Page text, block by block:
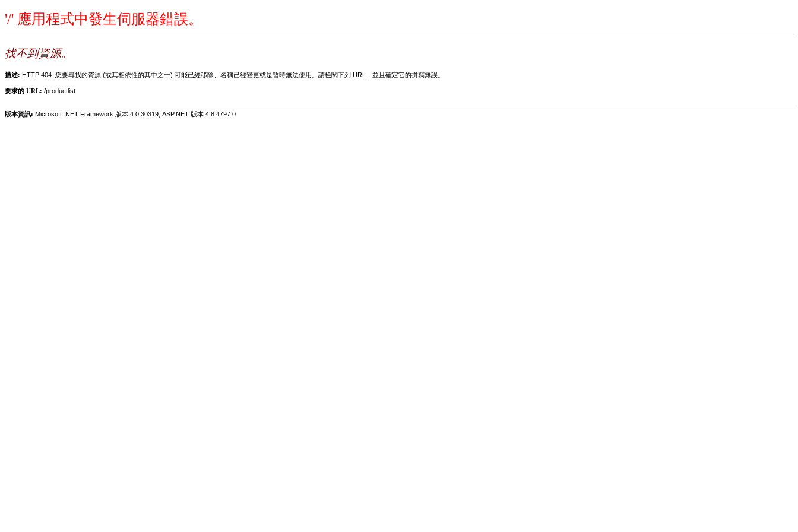
'/' 應用程式中發生伺服器錯誤。
找不到資源。
描述: HTTP 404. 您要尋找的資源 (或其相依性的其中之一) 可能已經移除、名稱已經變更或是暫時無法使用。請檢閱下列 URL，並且確定它的拼寫無誤。
要求的 URL: /productlist
版本資訊: Microsoft .NET Framework 版本:4.0.30319; ASP.NET 版本:4.8.4797.0